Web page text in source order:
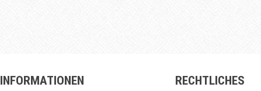
INFORMATIONEN RECHTLICHES